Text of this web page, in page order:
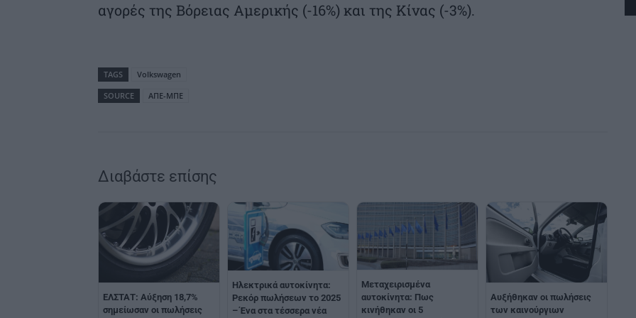
αγορές της Βόρειας Αμερικής (-16%) και της Κίνας (-3%).
TAGS
Volkswagen
SOURCE
ΑΠΕ-ΜΠΕ
Διαβάστε επίσης
ΕΛΣΤΑΤ: Αύξηση 18,7%
σημείωσαν οι πωλήσεις
Ηλεκτρικά αυτοκίνητα:
Ρεκόρ πωλήσεων το 2025
– Ένα στα τέσσερα νέα
Mεταχειρισμένα
αυτοκίνητα: Πως
κινήθηκαν οι 5
Αυξήθηκαν οι πωλήσεις
των καινούργιων